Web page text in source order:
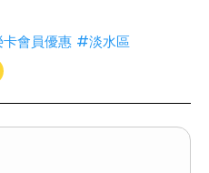
會員優惠 #淡水區